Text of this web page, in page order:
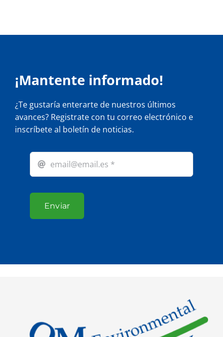
¡Mantente informado!
¿Te gustaría enterarte de nuestros últimos
avances? Registrate con tu correo electrónico e
inscríbete al boletín de noticias.
Enviar